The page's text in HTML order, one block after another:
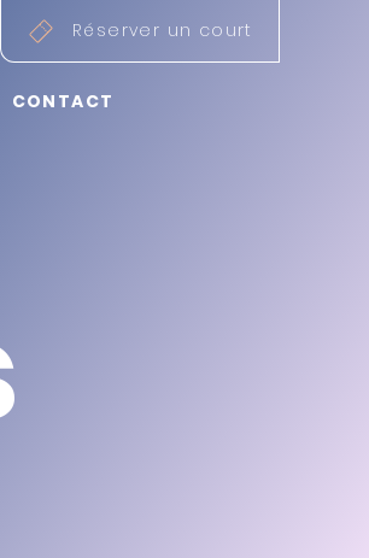
Réserver un court
CONTACT